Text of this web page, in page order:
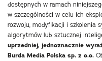
dostępnych w ramach
w szczególności w celu ich
rozwoju, modyfikacji i szkolenia
algorytmów lub sztucznej
uprzedniej, jednoznacznie
Burda Media Polska sp. z o.o.